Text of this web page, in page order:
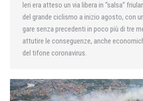
Ieri era atteso un via libera in “salsa”
del grande ciclismo a inizio agosto, con
gare senza precedenti in poco più di tre
attutire le conseguenze, anche
del tifone coronavirus.